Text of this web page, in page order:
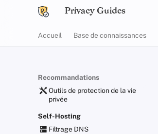
Privacy Guides
Accueil Base de connaissances
Recommandations
Outils de protection de la vie
privée
Self-Hosting
Filtrage DNS